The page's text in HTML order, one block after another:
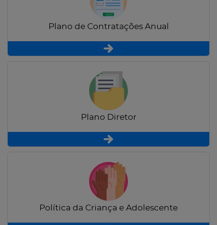
Plano de Contratações Anual
Plano Diretor
Política da Criança e Adolescente